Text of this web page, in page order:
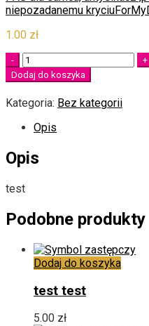
niepozadanemu kryciu
1.00 zł
Quantity
Dodaj do koszyka
Kategoria: Bez kategorii
Opis
Opis
test
Podobne produkty
Dodaj do koszyka
test test
5.00 zł